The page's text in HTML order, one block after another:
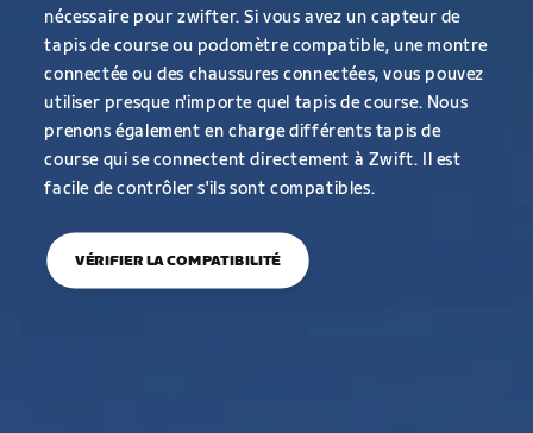
nécessaire pour zwifter. Si vous avez un capteur de
tapis de course ou podomètre compatible, une montre
connectée ou des chaussures connectées, vous pouvez
utiliser presque n'importe quel tapis de course. Nous
prenons également en charge différents tapis de
course qui se connectent directement à Zwift. Il est
facile de contrôler s'ils sont compatibles.
VÉRIFIER LA COMPATIBILITÉ